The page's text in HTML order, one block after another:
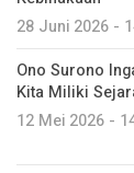
28 Juni 2026 -
Ono Surono
Kita Miliki
12 Mei 2026 -